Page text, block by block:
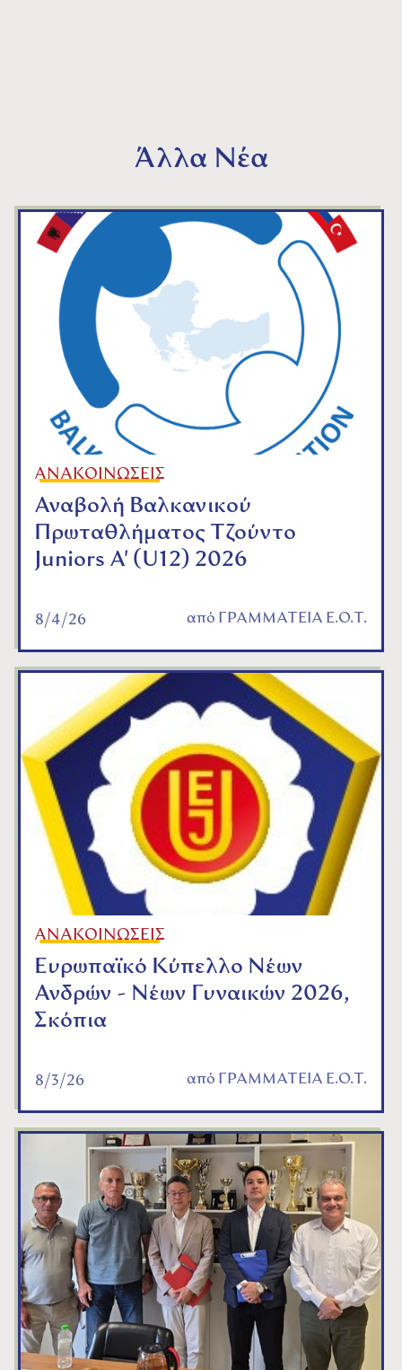
Άλλα Νέα
ΑΝΑΚΟΙΝΩΣΕΙΣ
Αναβολή Βαλκανικού
Πρωταθλήματος Τζούντο
Juniors A' (U12) 2026
8/4/26 από ΓΡΑΜΜΑΤΕΙΑ Ε.Ο.Τ.
ΑΝΑΚΟΙΝΩΣΕΙΣ
Ευρωπαϊκό Κύπελλο Νέων
Ανδρών - Νέων Γυναικών 2026,
Σκόπια
8/3/26 από ΓΡΑΜΜΑΤΕΙΑ Ε.Ο.Τ.